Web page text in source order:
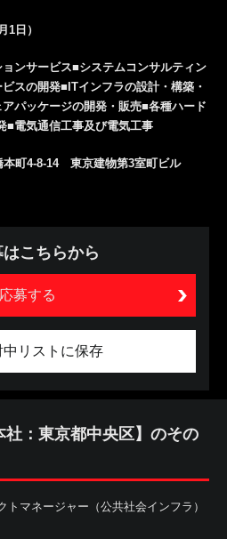
1日）
ンサービス■システムコンサルティン
スの開発■ITインフラの設計・構築・
パッケージの開発・販売■各種ハード
■電気通信工事及び電気工事
町4-8-14 東京建物第3室町ビル
はこちらから
応募する
中リストに保存
：東京都中央区】のその
トマネージャー（公共社会インフラ）